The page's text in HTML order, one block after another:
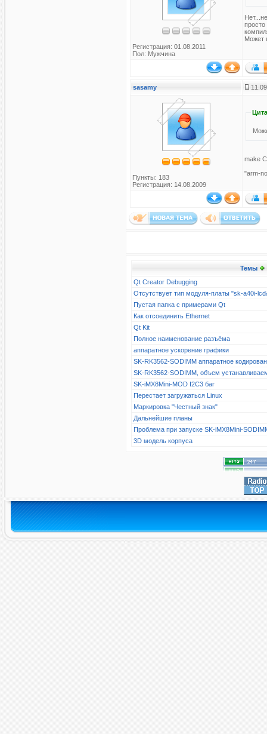
Регистрация: 01.08.2011
Пол: Мужчина
Может
sasamy
Пункты: 183
Регистрация: 14.08.2009
make
"arm-
Темы
Qt Creator Debugging
Отсутствует тип модуля-платы "sk-a40i-
Пустая папка с примерами Qt
Как отсоединить Ethernet
Qt Kit
Полное наименование разъёма
аппаратное ускорение графики
SK-RK3562-SODIMM аппаратное
SK-RK3562-SODIMM, объем
SK-iMX8Mini-MOD I2C3 баг
Перестает загружаться Linux
Маркировка "Честный знак"
Дальнейшие планы
Проблема при запуске SK-iMX8Mini-
3D модель корпуса